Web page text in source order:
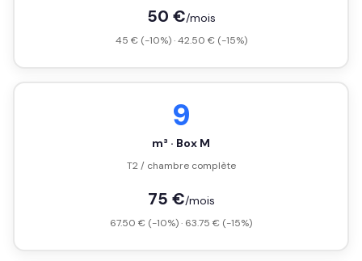
50 €/mois
45 € (-10%) · 42.50 € (-15%)
9
m³ · Box M
T2 / chambre complète
75 €/mois
67.50 € (-10%) · 63.75 € (-15%)